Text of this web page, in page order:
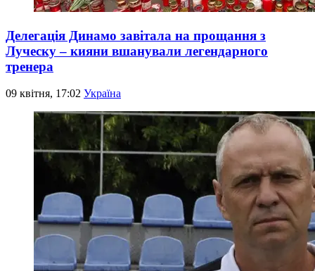
Делегація Динамо завітала на прощання з
Луческу – кияни вшанували легендарного
тренера
09 квітня, 17:02 Україна